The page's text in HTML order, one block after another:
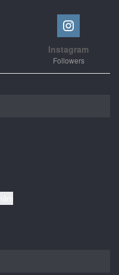
Instagram
Followers